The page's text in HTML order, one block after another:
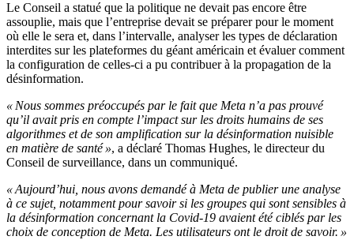
Le Conseil a statué que la politique ne devait pas encore être
assouplie, mais que l’entreprise devait se préparer pour le moment
où elle le sera et, dans l’intervalle, analyser les types de déclaration
interdites sur les plateformes du géant américain et évaluer comment
la configuration de celles-ci a pu contribuer à la propagation de la
désinformation.
« Nous sommes préoccupés par le fait que Meta n’a pas prouvé
qu’il avait pris en compte l’impact sur les droits humains de ses
algorithmes et de son amplification sur la désinformation nuisible
en matière de santé », a déclaré Thomas Hughes, le directeur du
Conseil de surveillance, dans un communiqué.
« Aujourd’hui, nous avons demandé à Meta de publier une analyse
à ce sujet, notamment pour savoir si les groupes qui sont sensibles à
la désinformation concernant la Covid-19 avaient été ciblés par les
choix de conception de Meta. Les utilisateurs ont le droit de savoir. »